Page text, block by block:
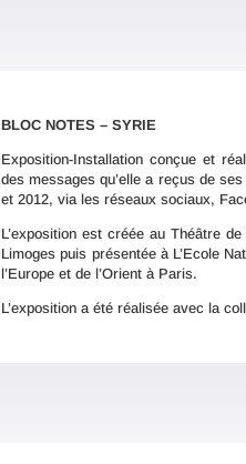
BLOC NOTES – SYRIE
Exposition-Installation conçue et
des messages qu’elle a reçus de
et 2012, via les réseaux sociaux,
L’exposition est créée au Théâtre
Limoges puis présentée à L’Ecole
l’Europe et de l’Orient à Paris.
L’exposition a été réalisée avec la